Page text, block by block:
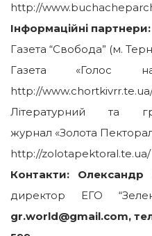
http://
Інформаційні партнери:
Газета “Свобода” (м.
Газета «Голос
http://
Літературний та
журнал «Золота
http://zolotapektoral.te.ua/
Контакти: Олександр
директор ЕГО
gr.world@gmail.com,